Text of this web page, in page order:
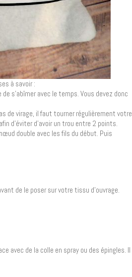
à savoir :
s’abîmer avec le temps. Vous devez donc
de virage, il faut tourner régulièrement votre
d’éviter d’avoir un trou entre 2 points.
double avec les fils du début. Puis
de le poser sur votre tissu d’ouvrage.
avec de la colle en spray ou des épingles. Il